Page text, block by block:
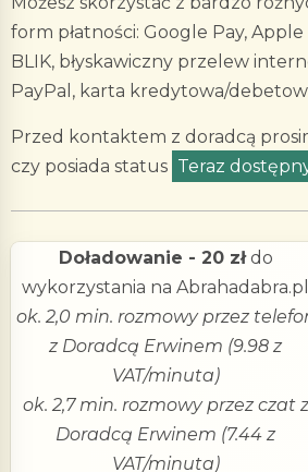
form płatności: Google Pay, Apple
BLIK, błyskawiczny przelew
PayPal, karta kredytowa/
Przed kontaktem z doradcą
czy posiada status Teraz
Doładowanie - 20 złdo
wykorzystania na Abrahadabra.pl
ok. 2,0 min. rozmowy przez
z Doradcą Erwinem (9.98 z
VAT/minuta)
ok. 2,7 min. rozmowy przez czat z
Doradcą Erwinem (7.44 z
VAT/minuta)